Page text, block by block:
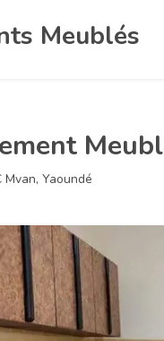
Meublés
Mvan, Yaoundé